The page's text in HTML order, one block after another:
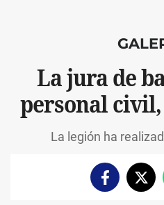
La jura de
personal
La legión ha
Facebook